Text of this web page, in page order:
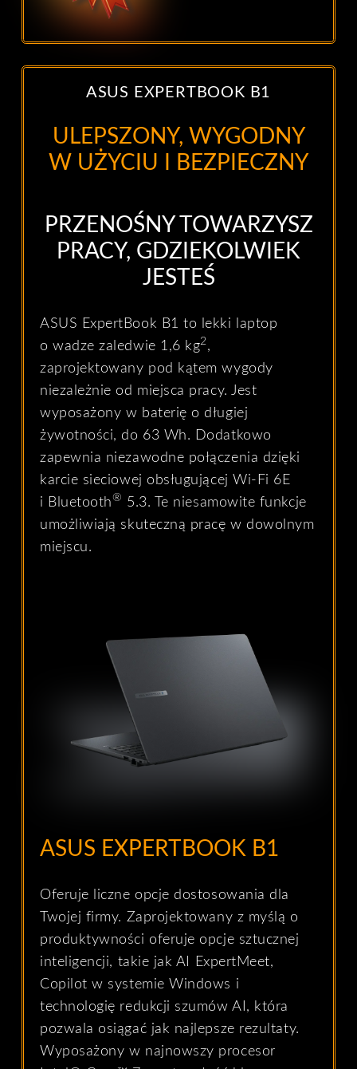
ASUS EXPERTBOOK B1
ULEPSZONY, WYGODNY
W UŻYCIU I BEZPIECZNY
PRZENOŚNY TOWARZYSZ
PRACY, GDZIEKOLWIEK
JESTEŚ
ASUS ExpertBook B1 to lekki laptop
o wadze zaledwie 1,6 kg2,
zaprojektowany pod kątem wygody
niezależnie od miejsca pracy. Jest
wyposażony w baterię o długiej
żywotności, do 63 Wh. Dodatkowo
zapewnia niezawodne połączenia dzięki
karcie sieciowej obsługującej Wi-Fi 6E
i Bluetooth® 5.3. Te niesamowite funkcje
umożliwiają skuteczną pracę w dowolnym
miejscu.
ASUS EXPERTBOOK B1
Oferuje liczne opcje dostosowania dla
Twojej firmy. Zaprojektowany z myślą o
produktywności oferuje opcje sztucznej
inteligencji, takie jak AI ExpertMeet,
Copilot w systemie Windows i
technologię redukcji szumów AI, która
pozwala osiągać jak najlepsze rezultaty.
Wyposażony w najnowszy procesor